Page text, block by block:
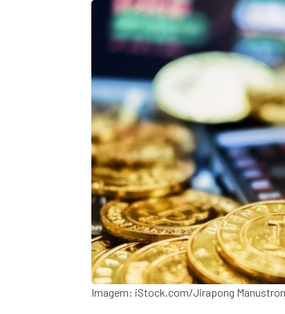
Imagem: iStock.com/Jirapong